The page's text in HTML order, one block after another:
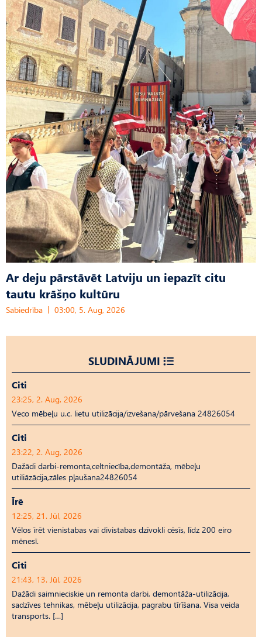
Ar deju pārstāvēt Latviju un iepazīt citu
tautu krāšņo kultūru
Sabiedrība 03:00, 5. Aug, 2026
SLUDINĀJUMI
Citi
23:25, 2. Aug, 2026
Veco mēbeļu u.c. lietu utilizācija/izvešana/pārvešana 24826054
Citi
23:22, 2. Aug, 2026
Dažādi darbi-remonta,celtniecība,demontāža, mēbeļu
utiliāzācija,zāles pļaušana24826054
Īrē
12:25, 21. Jūl, 2026
Vēlos īrēt vienistabas vai divistabas dzīvokli cēsīs, līdz 200 eiro
mēnesī.
Citi
21:43, 13. Jūl, 2026
Dažādi saimnieciskie un remonta darbi, demontāža-utilizācija,
sadzīves tehnikas, mēbeļu utilizācija, pagrabu tīrīšana. Visa veida
transports. […]